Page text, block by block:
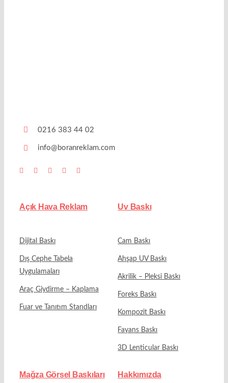
0216 383 44 02
info@boranreklam.com
Açık Hava Reklam
Dijital Baskı
Dış Cephe Tabela
Uygulamaları
Araç Giydirme – Kaplama
Fuar ve Tanıtım Standları
Uv Baskı
Cam Baskı
Ahşap UV Baskı
Akrilik – Pleksi Baskı
Foreks Baskı
Kompozit Baskı
Fayans Baskı
3D Lenticular Baskı
Mağza Görsel Baskıları Hakkımızda